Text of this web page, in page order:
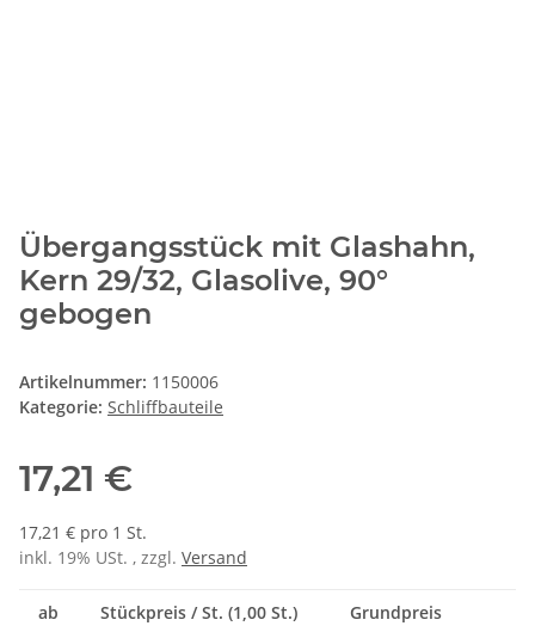
Übergangsstück mit Glashahn,
Kern 29/32, Glasolive, 90°
gebogen
Artikelnummer: 1150006
Kategorie: Schliffbauteile
17,21 €
17,21 € pro 1 St.
inkl. 19% USt. , zzgl. Versand
ab Stückpreis / St. (1,00 St.) Grundpreis